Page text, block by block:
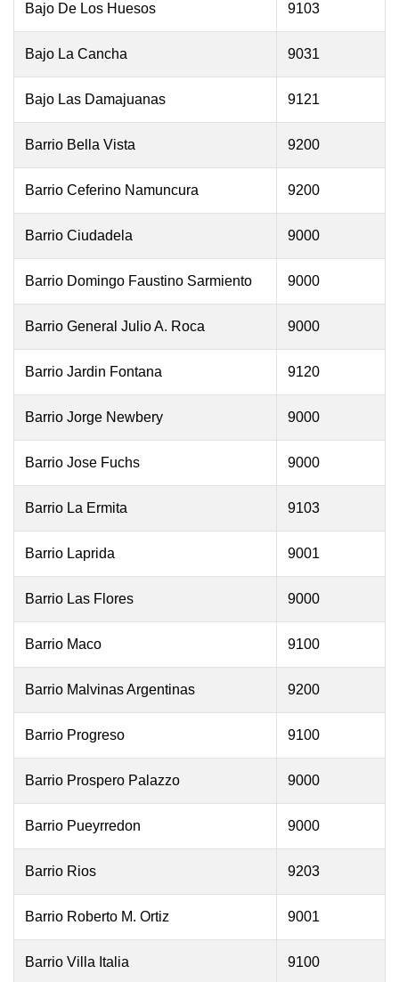
Bajo De Los Huesos 9103
Bajo La Cancha 9031
Bajo Las Damajuanas 9121
Barrio Bella Vista 9200
Barrio Ceferino Namuncura 9200
Barrio Ciudadela 9000
Barrio Domingo Faustino Sarmiento 9000
Barrio General Julio A. Roca 9000
Barrio Jardin Fontana 9120
Barrio Jorge Newbery 9000
Barrio Jose Fuchs 9000
Barrio La Ermita 9103
Barrio Laprida 9001
Barrio Las Flores 9000
Barrio Maco 9100
Barrio Malvinas Argentinas 9200
Barrio Progreso 9100
Barrio Prospero Palazzo 9000
Barrio Pueyrredon 9000
Barrio Rios 9203
Barrio Roberto M. Ortiz 9001
Barrio Villa Italia 9100